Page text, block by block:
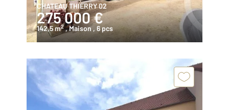
CHATEAU THIERRY 02
275 000 €
142,5 m2 , Maison, 6 pcs